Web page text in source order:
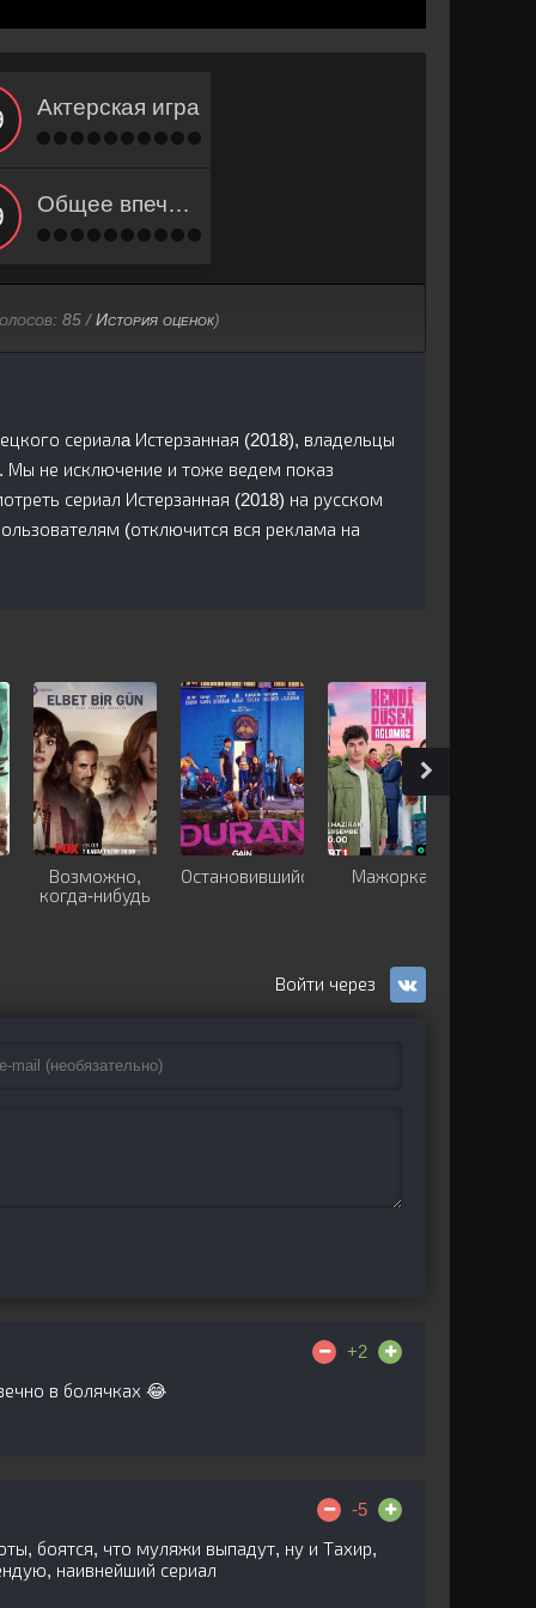
Актерская игра
Общее впечатление
85 /История оценок)
сериалa Истерзанная (2018), владельцы
Мы не исключение и тоже ведем показ
сериал Истерзанная (2018) на русском
(отключится вся реклама на
Возможно,
когда-нибудь
Остановившийся Мажорка
+2
в болячках 😂
-5
боятся, что муляжи выпадут, ну и Тахир,
наивнейший сериал